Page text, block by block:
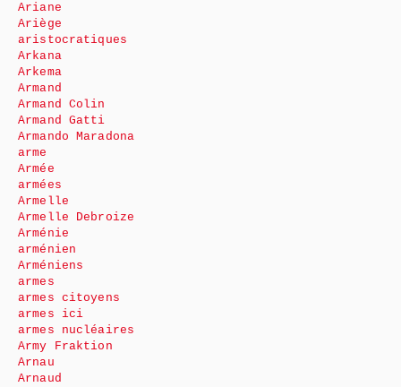
Ariane
Ariège
aristocratiques
Arkana
Arkema
Armand
Armand Colin
Armand Gatti
Armando Maradona
arme
Armée
armées
Armelle
Armelle Debroize
Arménie
arménien
Arméniens
armes
armes citoyens
armes ici
armes nucléaires
Army Fraktion
Arnau
Arnaud